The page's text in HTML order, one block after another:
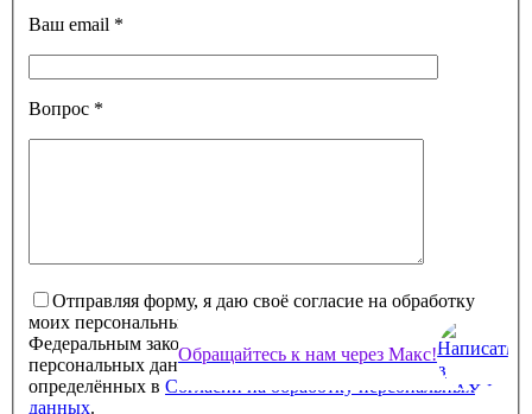
Ваш email *
Вопрос *
Отправляя форму, я даю своё согласие на обработку
моих персональных данных в соответствии с
Федеральным законом от 27.07.2006 № 152-ФЗ «О
персональных данных», на условиях и для целей,
определённых в Согласии на обработку персональных
данных.
Обращайтесь к нам через Макс!